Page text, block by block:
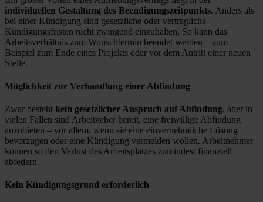
individuellen Gestaltung des Beendigungszeitpunkts. Anders als
bei einer Kündigung sind gesetzliche oder vertragliche
Kündigungsfristen nicht zwingend einzuhalten. So kann das
Arbeitsverhältnis zum Wunschtermin beendet werden – zum
Beispiel zum Ende eines Projekts oder vor dem Antritt einer neuen
Stelle.
Möglichkeit zur Verhandlung einer Abfindung
Zwar besteht kein gesetzlicher Anspruch auf Abfindung, aber in
vielen Fällen sind Arbeitgeber bereit, eine freiwillige Abfindung
anzubieten – vor allem, wenn sie eine einvernehmliche Lösung
bevorzugen oder eine Kündigung vermeiden wollen. Arbeitnehmer
können so den Verlust des Arbeitsplatzes zumindest finanziell
abfedern.
Kein Kündigungsgrund erforderlich